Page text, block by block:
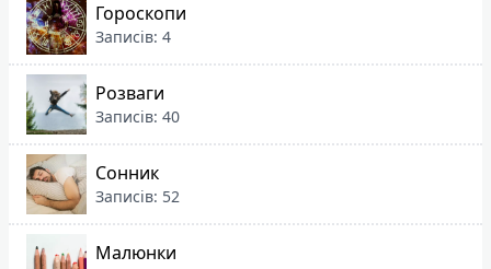
Гороскопи
Записів: 4
Розваги
Записів: 40
Сонник
Записів: 52
Малюнки